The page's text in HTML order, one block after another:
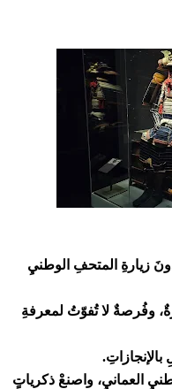
زيارةِ المتحفِ الوطنيِ
وفُرصةٌ لا تُفوّتُ لمعرفةِ
العمانيِ، واصنعْ ذكرياتٍ